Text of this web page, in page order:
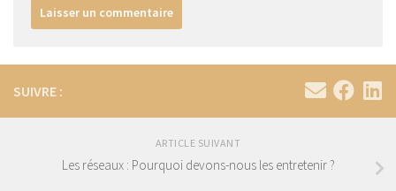
SUIVRE :
ARTICLE SUIVANT
Les réseaux : Pourquoi devons-nous les entretenir ?